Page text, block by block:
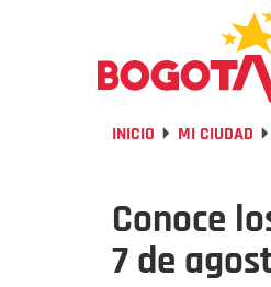
INICIO MI CIUDAD
Conoce
7 de